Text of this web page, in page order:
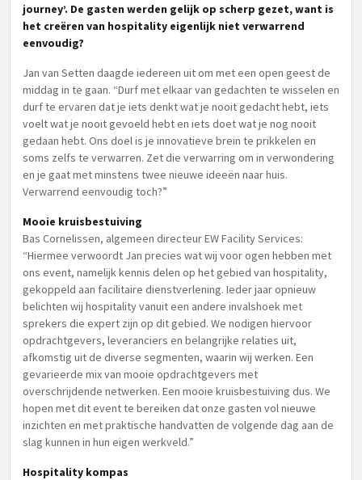
journey’. De gasten werden gelijk op scherp gezet, want is
het creëren van hospitality eigenlijk niet verwarrend
eenvoudig?
Jan van Setten daagde iedereen uit om met een open geest de
middag in te gaan. “Durf met elkaar van gedachten te wisselen en
durf te ervaren dat je iets denkt wat je nooit gedacht hebt, iets
voelt wat je nooit gevoeld hebt en iets doet wat je nog nooit
gedaan hebt. Ons doel is je innovatieve brein te prikkelen en
soms zelfs te verwarren. Zet die verwarring om in verwondering
en je gaat met minstens twee nieuwe ideeën naar huis.
Verwarrend eenvoudig toch?”
Mooie kruisbestuiving
Bas Cornelissen, algemeen directeur EW Facility Services:
“Hiermee verwoordt Jan precies wat wij voor ogen hebben met
ons event, namelijk kennis delen op het gebied van hospitality,
gekoppeld aan facilitaire dienstverlening. Ieder jaar opnieuw
belichten wij hospitality vanuit een andere invalshoek met
sprekers die expert zijn op dit gebied. We nodigen hiervoor
opdrachtgevers, leveranciers en belangrijke relaties uit,
afkomstig uit de diverse segmenten, waarin wij werken. Een
gevarieerde mix van mooie opdrachtgevers met
overschrijdende netwerken. Een mooie kruisbestuiving dus. We
hopen met dit event te bereiken dat onze gasten vol nieuwe
inzichten en met praktische handvatten de volgende dag aan de
slag kunnen in hun eigen werkveld.”
Hospitality kompas